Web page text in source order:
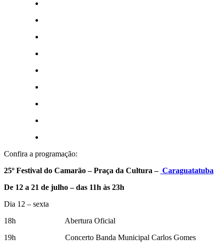
Confira a programação:
25º Festival do Camarão – Praça da Cultura – Caraguatatuba
De 12 a 21 de julho – das 11h às 23h
Dia 12 – sexta
18h Abertura Oficial
19h Concerto Banda Municipal Carlos Gomes